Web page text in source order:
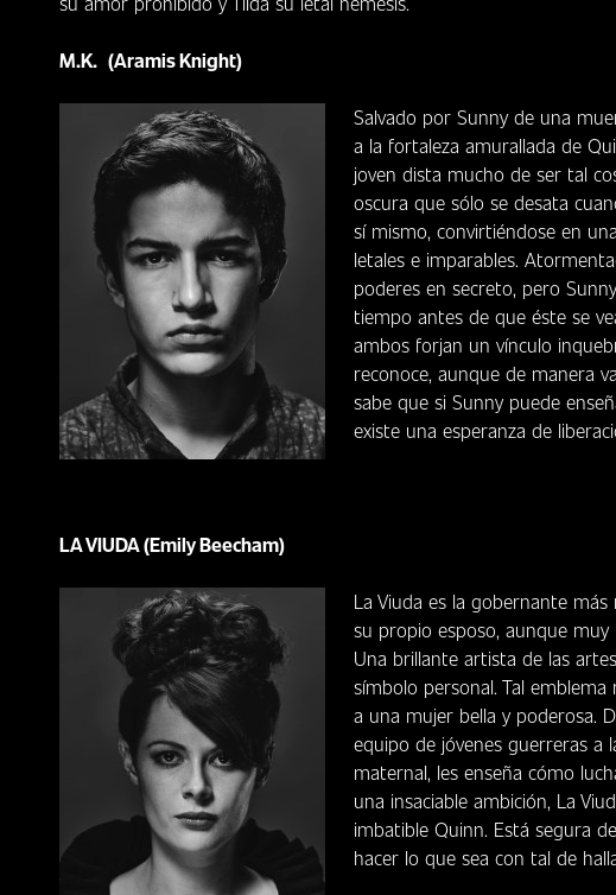
M.K. (Aramis Knight)
Salvado por Sunny de una
a la fortaleza amurallada de
joven dista mucho de ser tal
oscura que sólo se desata
sí mismo, convirtiéndose en
letales e imparables.
poderes en secreto, pero
tiempo antes de que éste se
ambos forjan un vínculo
reconoce, aunque de manera
sabe que si Sunny puede
existe una esperanza de
LA VIUDA (Emily Beecham)
La Viuda es la gobernante
su propio esposo, aunque
Una brillante artista de las
símbolo personal. Tal
a una mujer bella y poderosa.
equipo de jóvenes guerreras a
maternal, les enseña cómo
una insaciable ambición, La
imbatible Quinn. Está segura
hacer lo que sea con tal de